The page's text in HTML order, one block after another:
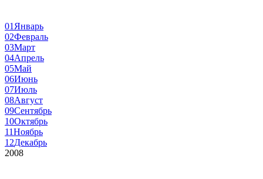
01 Январь
02Февраль
03Март
04Апрель
05Май
06Июнь
07Июль
08Август
09Сентябрь
10Октябрь
11Ноябрь
12Декабрь
2008